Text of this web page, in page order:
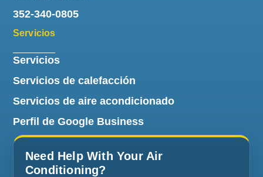
352-340-0805
Servicios
Servicios
Servicios de calefacción
Servicios de aire acondicionado
Perfil de Google Business
Need Help With Your Air
Conditioning?